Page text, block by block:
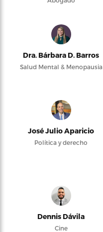
Dra. Bárbara D. Barros
Salud Mental & Menopausia
José Julio Aparicio
Política y derecho
Dennis Dávila
Cine